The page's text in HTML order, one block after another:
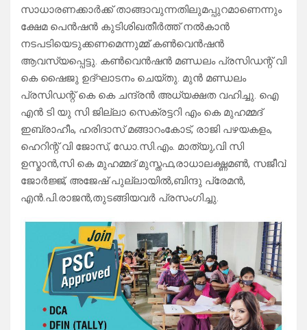
സാധാരണക്കാർക്ക് താങ്ങാവുന്നതിലുമപ്പുറമാണെന്നും
ക്ഷേമ പെൻഷൻ കുടിശിഖതീർത്ത് നൽകാൻ
നടപടിയെടുക്കണമെന്നുമ്മ് കൺവെൻഷൻ
ആവസ്യപ്പെട്ടു. കൺവെൻഷൻ മണ്ഡലം പ്രസിഡന്റ് വി
കെ ഷൈജു ഉദ്ഘാടനം ചെയ്തു. മുൻ മണ്ഡലം
പ്രസിഡന്റ് കെ കെ ചന്ദ്രൻ അധ്യക്ഷത വഹിച്ചു. ഐ
എൻ ടി യു സി ജില്ലാ സെക്രട്ടറി എം കെ മുഹമ്മദ്
ഇബ്രാഹീം, ഹരിദാസ് മങ്ങാറംകോട്, രാജി പഴയകളം,
ഹെറിന്റ് വി ജോസ്, ഡോ.സി.എം. മാത്യു,വി സി
ഉസ്മാൻ,സി കെ മുഹമ്മദ് മുസ്തഫ,രാധാലക്ഷ്ണമൺ, സജീവ്
ജോർജ്ജ്, അജേഷ് പുല്ലായിൽ,ബിന്ദു പ്രേമൻ,
എൻ.പി.രാജൻ,തുടങ്ങിയവർ പ്രസംഗിച്ചു.